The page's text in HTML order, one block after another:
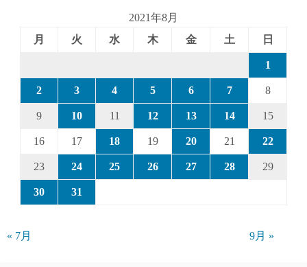
2021年8月
月
火 水 木 金 土 日
1
2 3 4 5 6 7 8
9 10 11 12 13 14 15
16 17 18 19 20 21 22
23 24 25 26 27 28 29
30 31
« 7月 9月 »